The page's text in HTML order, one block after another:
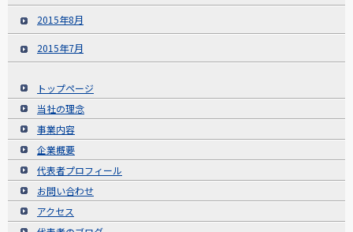
2015年8月
2015年7月
トップページ
当社の理念
事業内容
企業概要
代表者プロフィール
お問い合わせ
アクセス